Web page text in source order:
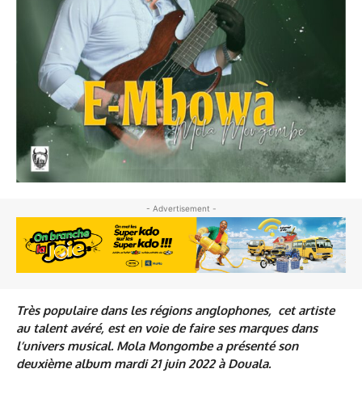
- Advertisement -
Très populaire dans les régions anglophones, cet artiste
au talent avéré, est en voie de faire ses marques dans
l’univers musical. Mola Mongombe a présenté son
deuxième album mardi 21 juin 2022 à Douala.